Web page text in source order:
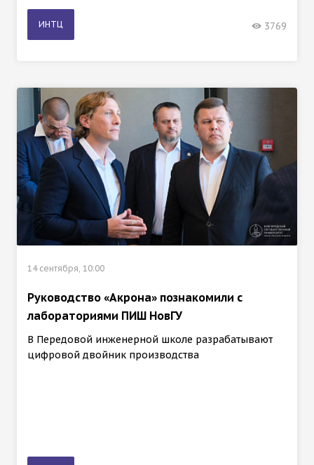
ИНТЦ 3769
14 сентября, 10:00
Руководство «Акрона» познакомили с
лабораториями ПИШ НовГУ
В Передовой инженерной школе разрабатывают
цифровой двойник производства